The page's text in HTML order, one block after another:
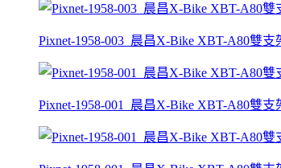
Pixnet-1958-003_晨昌X-Bike XBT-A80雙
Pixnet-1958-001_晨昌X-Bike XBT-A80雙